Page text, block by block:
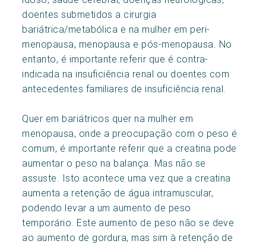
doentes submetidos a cirurgia
bariátrica/metabólica e na mulher em peri-
menopausa, menopausa e pós-menopausa. No
entanto, é importante referir que é contra-
indicada na insuficiência renal ou doentes com
antecedentes familiares de insuficiência renal.
Quer em bariátricos quer na mulher em
menopausa, onde a preocupação com o peso é
comum, é importante referir que a creatina pode
aumentar o peso na balança. Mas não se
assuste. Isto acontece uma vez que a creatina
aumenta a retenção de água intramuscular,
podendo levar a um aumento de peso
temporário. Este aumento de peso não se deve
ao aumento de gordura, mas sim à retenção de